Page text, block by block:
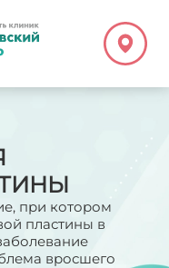
при котором
пластины в
вросшего